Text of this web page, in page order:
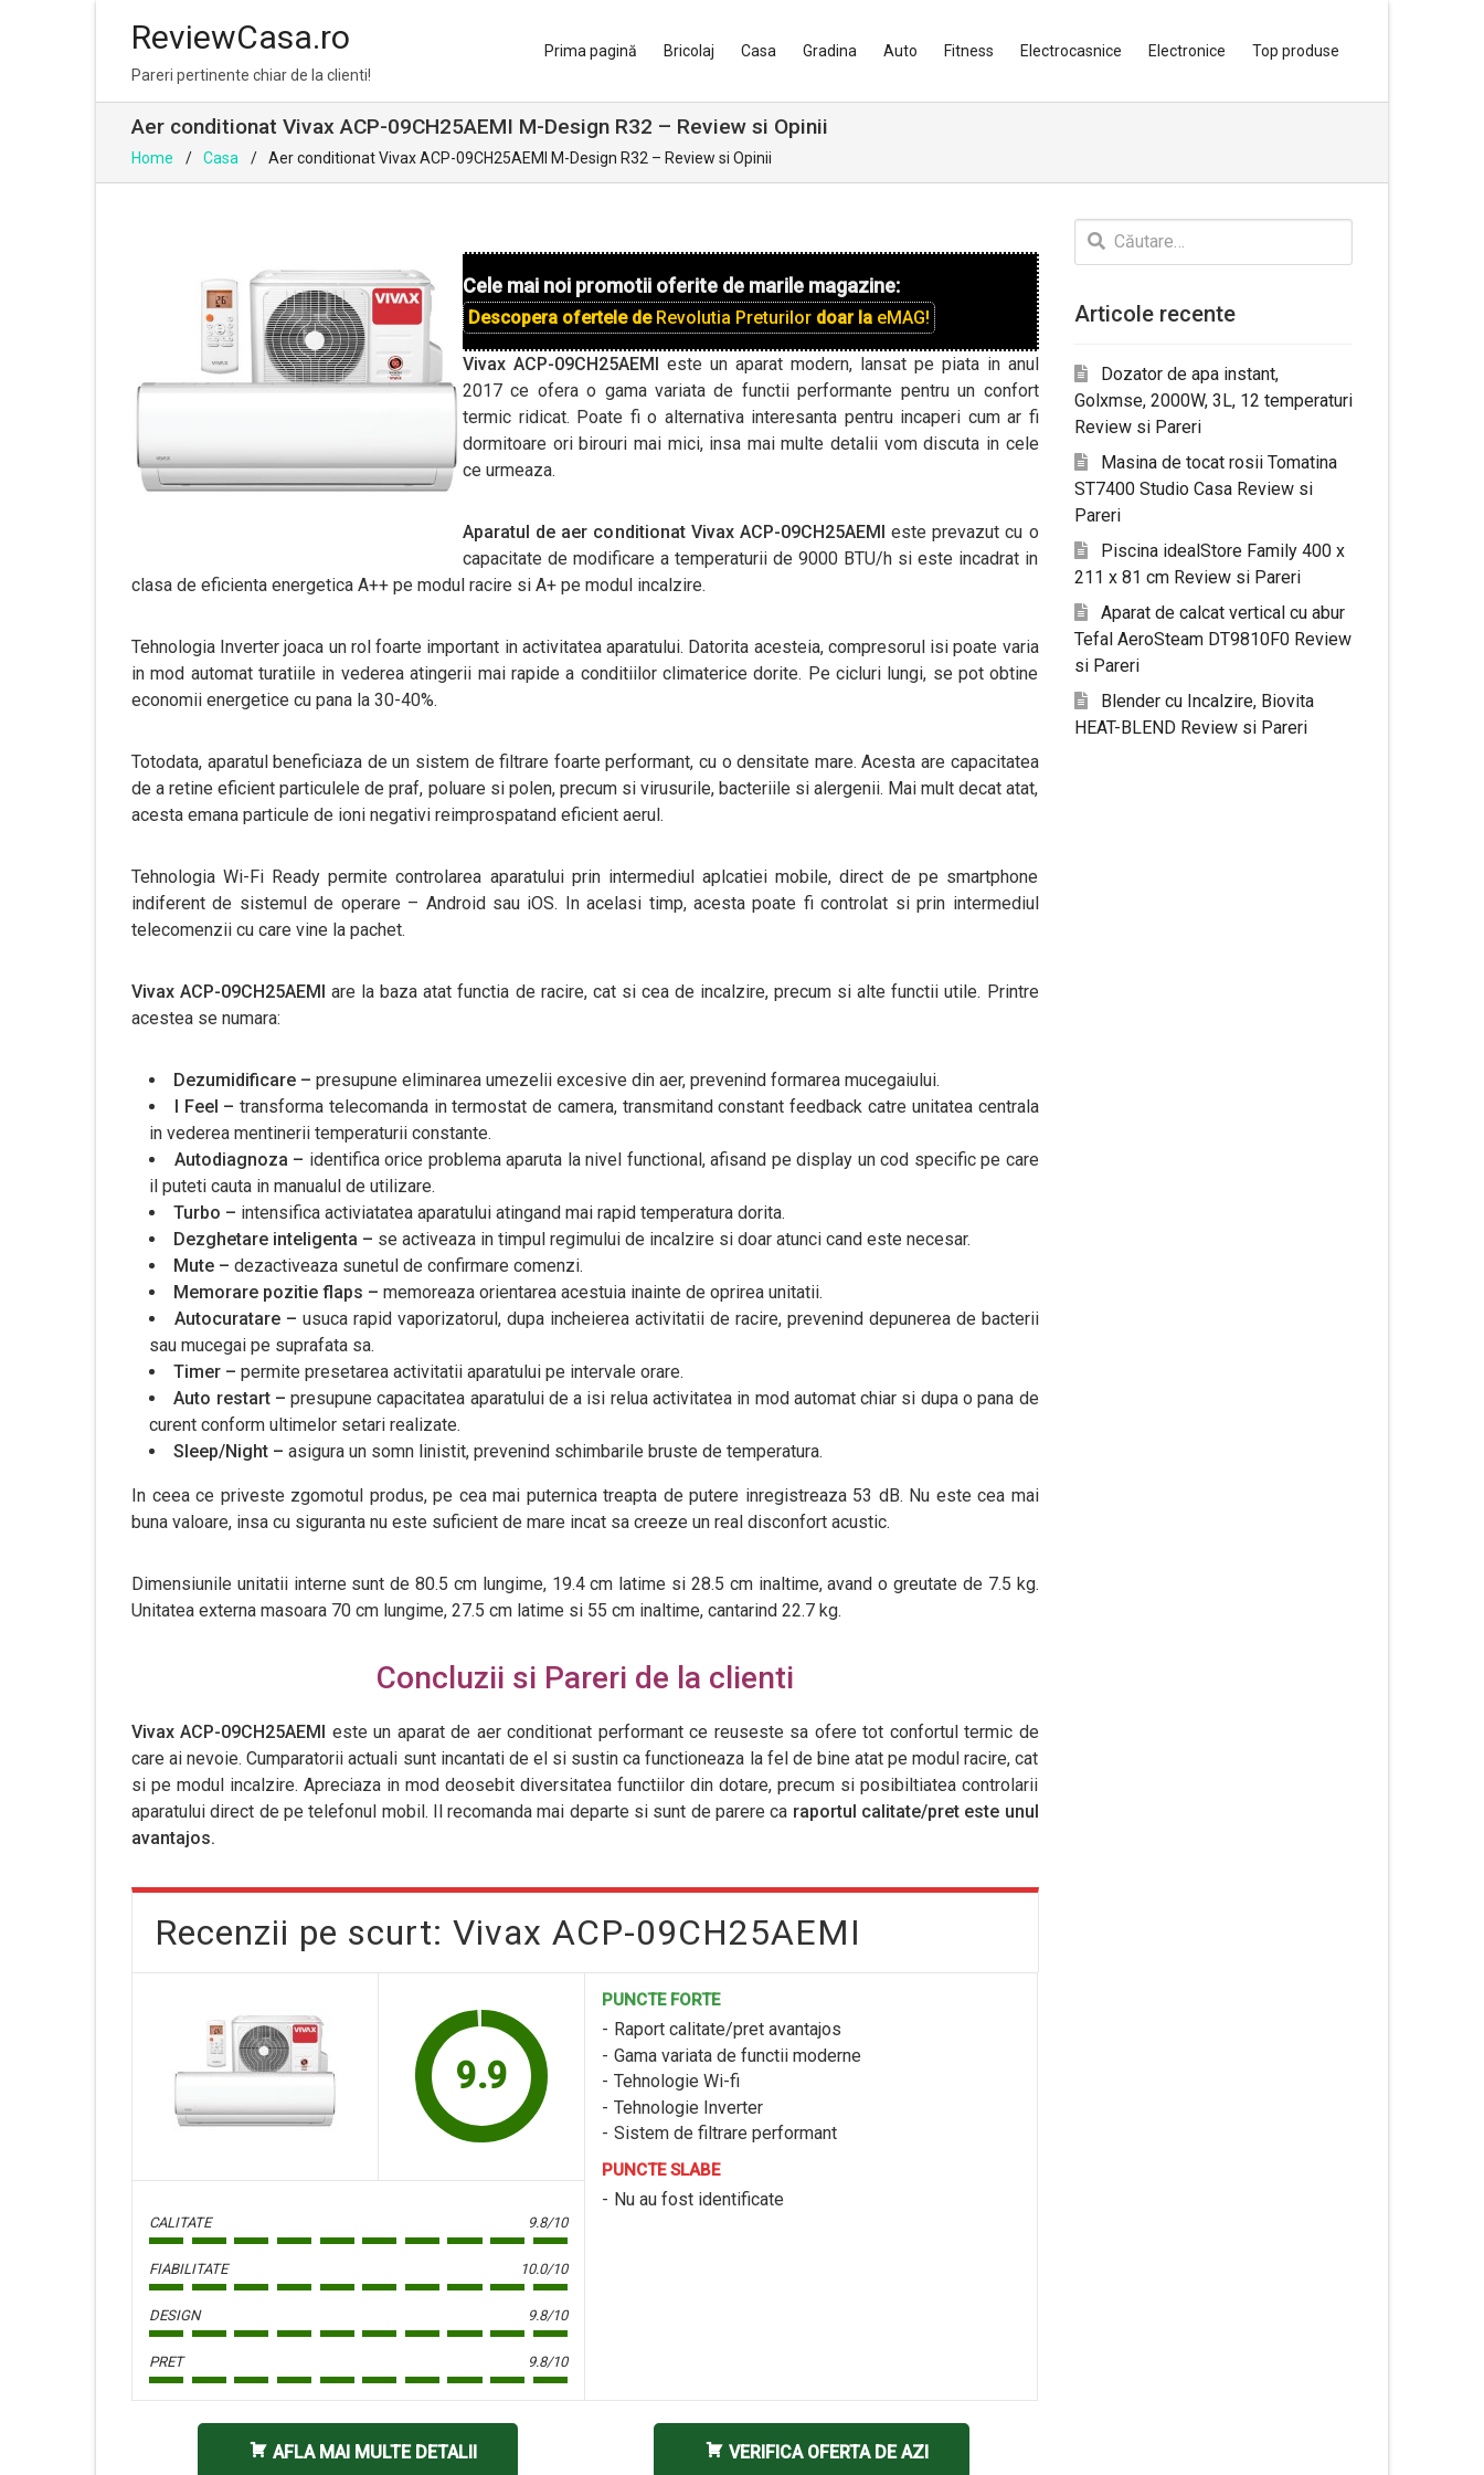
navigation
content
ReviewCasa.ro
Pareri pertinente chiar de la clienti!
Prima pagină Bricolaj Casa Gradina Auto Fitness Electrocasnice Electronice Top produse
Aer conditionat Vivax ACP-09CH25AEMI M-Design R32 – Review si Opinii
Home Casa Aer conditionat Vivax ACP-09CH25AEMI M-Design R32 – Review si Opinii
Cele mai noi promotii oferite de marile magazine:
Descopera ofertele de Revolutia Preturilor doar la eMAG!
Vivax ACP-09CH25AEMI este un aparat modern, lansat pe piata in anul
2017 ce ofera o gama variata de functii performante pentru un confort
termic ridicat. Poate fi o alternativa interesanta pentru incaperi cum ar fi
dormitoare ori birouri mai mici, insa mai multe detalii vom discuta in cele
ce urmeaza.
Aparatul de aer conditionat Vivax ACP-09CH25AEMI este prevazut cu o
capacitate de modificare a temperaturii de 9000 BTU/h si este incadrat in
clasa de eficienta energetica A++ pe modul racire si A+ pe modul incalzire.
Tehnologia Inverter joaca un rol foarte important in activitatea aparatului. Datorita acesteia, compresorul isi poate varia
in mod automat turatiile in vederea atingerii mai rapide a conditiilor climaterice dorite. Pe cicluri lungi, se pot obtine
economii energetice cu pana la 30-40%.
Totodata, aparatul beneficiaza de un sistem de filtrare foarte performant, cu o densitate mare. Acesta are capacitatea
de a retine eficient particulele de praf, poluare si polen, precum si virusurile, bacteriile si alergenii. Mai mult decat atat,
acesta emana particule de ioni negativi reimprospatand eficient aerul.
Tehnologia Wi-Fi Ready permite controlarea aparatului prin intermediul aplcatiei mobile, direct de pe smartphone
indiferent de sistemul de operare – Android sau iOS. In acelasi timp, acesta poate fi controlat si prin intermediul
telecomenzii cu care vine la pachet.
Vivax ACP-09CH25AEMIare la baza atat functia de racire, cat si cea de incalzire, precum si alte functii utile. Printre
acestea se numara:
Dezumidificare – presupune eliminarea umezelii excesive din aer, prevenind formarea mucegaiului.
I Feel –transforma telecomanda in termostat de camera, transmitand constant feedback catre unitatea centrala
in vederea mentinerii temperaturii constante.
Autodiagnoza – identifica orice problema aparuta la nivel functional, afisand pe display un cod specific pe care
il puteti cauta in manualul de utilizare.
Turbo – intensifica activiatatea aparatului atingand mai rapid temperatura dorita.
Dezghetare inteligenta – se activeaza in timpul regimului de incalzire si doar atunci cand este necesar.
Mute – dezactiveaza sunetul de confirmare comenzi.
Memorare pozitie flaps – memoreaza orientarea acestuia inainte de oprirea unitatii.
Autocuratare – usuca rapid vaporizatorul, dupa incheierea activitatii de racire, prevenind depunerea de bacterii
sau mucegai pe suprafata sa.
Timer – permite presetarea activitatii aparatului pe intervale orare.
Auto restart –presupune capacitatea aparatului de a isi relua activitatea in mod automat chiar si dupa o pana de
curent conform ultimelor setari realizate.
Sleep/Night – asigura un somn linistit, prevenind schimbarile bruste de temperatura.
In ceea ce priveste zgomotul produs, pe cea mai puternica treapta de putere inregistreaza 53 dB. Nu este cea mai
buna valoare, insa cu siguranta nu este suficient de mare incat sa creeze un real disconfort acustic.
Dimensiunile unitatii interne sunt de 80.5 cm lungime, 19.4 cm latime si 28.5 cm inaltime, avand o greutate de 7.5 kg.
Unitatea externa masoara 70 cm lungime, 27.5 cm latime si 55 cm inaltime, cantarind 22.7 kg.
Concluzii si Pareri de la clienti
Vivax ACP-09CH25AEMI este un aparat de aer conditionat performant ce reuseste sa ofere tot confortul termic de
care ai nevoie. Cumparatorii actuali sunt incantati de el si sustin ca functioneaza la fel de bine atat pe modul racire, cat
si pe modul incalzire. Apreciaza in mod deosebit diversitatea functiilor din dotare, precum si posibiltiatea controlarii
aparatului direct de pe telefonul mobil. Il recomanda mai departe si sunt de parere ca raportul calitate/pret este unul
avantajos.
Recenzii pe scurt: Vivax ACP-09CH25AEMI
9.9
CALITATE 9.8/10
FIABILITATE 10.0/10
DESIGN 9.8/10
PRET 9.8/10
PUNCTE FORTE
Raport calitate/pret avantajos
Gama variata de functii moderne
Tehnologie Wi-fi
Tehnologie Inverter
Sistem de filtrare performant
PUNCTE SLABE
Nu au fost identificate
AFLA MAI MULTE DETALII VERIFICA OFERTA DE AZI
Caută
după:
Articole recente
Dozator de apa instant,
Golxmse, 2000W, 3L, 12 temperaturi
Review si Pareri
Masina de tocat rosii Tomatina
ST7400 Studio Casa Review si
Pareri
Piscina idealStore Family 400 x
211 x 81 cm Review si Pareri
Aparat de calcat vertical cu abur
Tefal AeroSteam DT9810F0 Review
si Pareri
Blender cu Incalzire, Biovita
HEAT-BLEND Review si Pareri